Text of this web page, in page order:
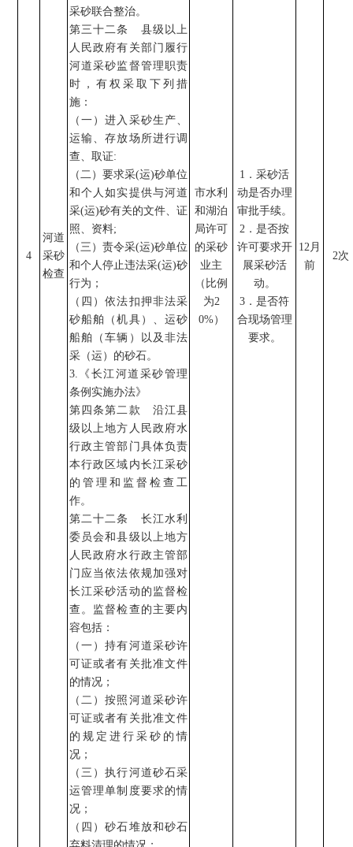
4
河道
采砂
检查
采砂联合整治。
第三十二条 县级以上
人民政府有关部门履行
河道采砂监督管理职责
时，有权采取下列措
施：
（一）进入采砂生产、
运输、存放场所进行调
查、取证:
（二）要求采(运)砂单位
和个人如实提供与河道
采(运)砂有关的文件、证
照、资料;
（三）责令采(运)砂单位
和个人停止违法采(运)砂
行为；
（四）依法扣押非法采
砂船舶（机具）、运砂
船舶（车辆）以及非法
采（运）的砂石。
3. 《长江河道采砂管理
条例实施办法》
第四条第二款 沿江县
级以上地方人民政府水
行政主管部门具体负责
本行政区域内长江采砂
的管理和监督检查工
作。
第二十二条 长江水利
委员会和县级以上地方
人民政府水行政主管部
门应当依法依规加强对
长江采砂活动的监督检
查。监督检查的主要内
容包括：
（一）持有河道采砂许
可证或者有关批准文件
的情况；
（二）按照河道采砂许
可证或者有关批准文件
的规定进行采砂的情
况；
（三）执行河道砂石采
运管理单制度要求的情
况；
（四）砂石堆放和砂石
市水利
和湖泊
局许可
的采砂
业主
（ 比例
为2
0%）
1 ．采砂活
动是否办理
审批手续。
2 ． 是否按
许可要求开
展采砂活
动。
3 ．是否符
合现场管理
要求。
12月
前
2次